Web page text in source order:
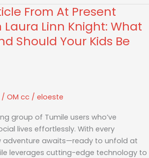
From At Present
Laura Linn Knight: What
Should Your Kids Be
/ OM cc / eloeste
group of Tumile users who’ve
lives effortlessly. With every
adventure awaits—ready to unfold at
leverages cutting-edge technology to